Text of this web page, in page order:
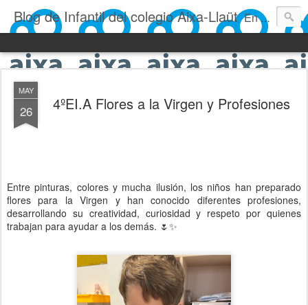
Blog de Infantil del colegio Aixa-Llaüt En nuestro blog verás las actividades del día a día de Infantil, de los alumnos de 0 a 6 años: los talleres, los experimentos, las rutinas, las clases, los patios, etc. ¡Todo aquello que los más pequeños no saben contar!
MAY
26 4ºEI.A Flores a la Virgen y Profesiones
Entre pinturas, colores y mucha ilusión, los niños han preparado
flores para la Virgen y han conocido diferentes profesiones,
desarrollando su creatividad, curiosidad y respeto por quienes
trabajan para ayudar a los demás. 🌷✨